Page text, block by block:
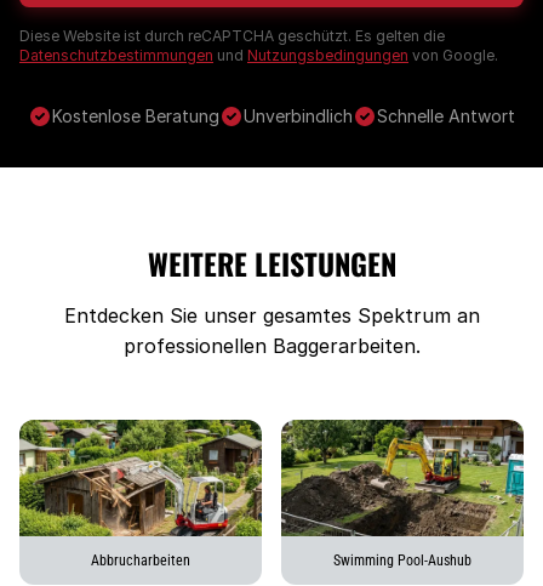
Diese Website ist durch reCAPTCHA geschützt. Es gelten die
Datenschutzbestimmungen und Nutzungsbedingungen von Google.
Kostenlose Beratung Unverbindlich Schnelle Antwort
WEITERE LEISTUNGEN
Entdecken Sie unser gesamtes Spektrum an
professionellen Baggerarbeiten.
Abbrucharbeiten Swimming Pool-Aushub